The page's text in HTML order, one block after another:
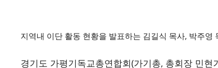
지역내 이단 활동 현황을 발표하는 김길식 목사, 박주영
경기도 가평기독교총연합회(가기총, 총회장 민